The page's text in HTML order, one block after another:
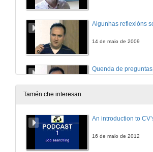
14 de maio de 2009
Quenda de preguntas
14 de maio de 2009
Tamén che interesan
16 de maio de 2012